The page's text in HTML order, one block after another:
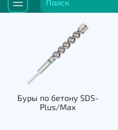
Буры по бетону SDS-
Plus/Max